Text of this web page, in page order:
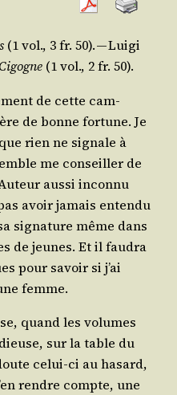
(1 vol., 3 fr. 50). —Lui­gi
(1 vol., 2 fr. 50).
de cette cam­
de bonne for­tune. Je
rien ne signale à
me conseiller de
aus­si incon­nu
avoir jamais enten­du
signa­ture même dans
de jeunes. Et il fau­dra
pour savoir si j’ai
femme.
quand les volumes
sur la table du
celui-ci au hasard,
rendre compte, une